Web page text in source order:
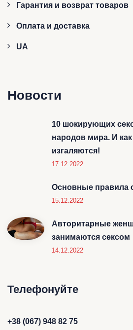
Гарантия и возврат товаров
Оплата и доставка
UA
Новости
10 шокирующих
народов мира. И
изгаляются!
17.12.2022
Основные правила
15.12.2022
Авторитарные
занимаются сексом
14.12.2022
Телефонуйте
+38 (067) 948 82 75